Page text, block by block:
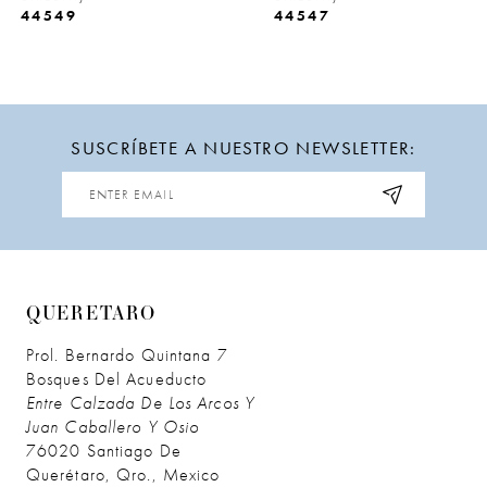
44549
44547
SUSCRÍBETE A NUESTRO NEWSLETTER:
QUERETARO
Prol. Bernardo Quintana 7
Bosques Del Acueducto
Entre Calzada De Los Arcos Y
Juan Caballero Y Osio
76020 Santiago De
Querétaro, Qro., Mexico